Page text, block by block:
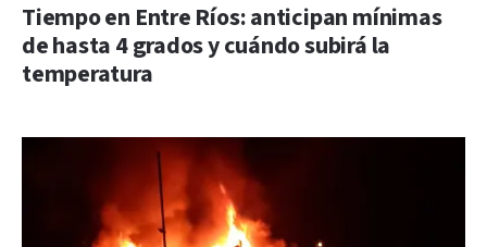
Tiempo en Entre Ríos: anticipan mínimas
de hasta 4 grados y cuándo subirá la
temperatura